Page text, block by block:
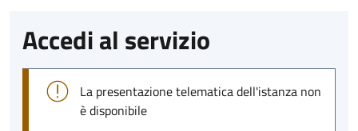
Accedi al servizio
La presentazione telematica dell'istanza non
è disponibile